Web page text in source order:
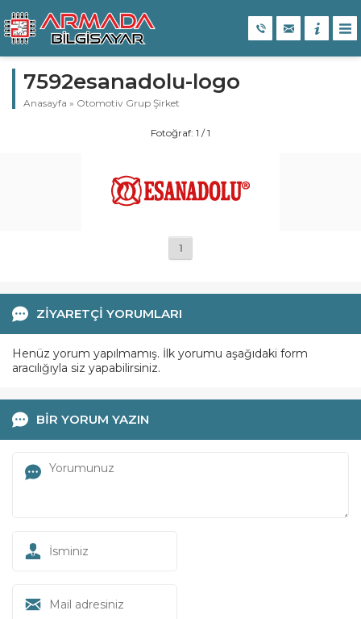
7592esanadolu-logo
Anasayfa » Otomotiv Grup Şirket
Fotoğraf: 1 / 1
1
ZİYARETÇİ YORUMLARI
Henüz yorum yapılmamış. İlk yorumu aşağıdaki form
aracılığıyla siz yapabilirsiniz.
BİR YORUM YAZIN